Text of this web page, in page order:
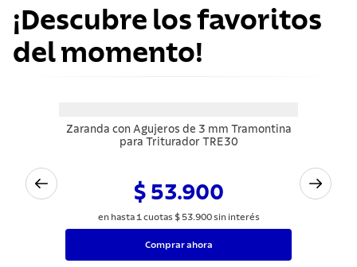
¡Descubre los favoritos
del momento!